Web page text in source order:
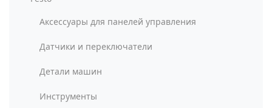
Аксессуары для панелей управления
Датчики и переключатели
Детали машин
Инструменты